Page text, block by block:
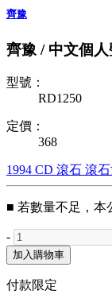
齊豫
齊豫 / 中文個
型號：
RD1250
定價：
368
1994 CD 滾石 滾
■ 若數量不足，本
-
加入購物車
付款限定